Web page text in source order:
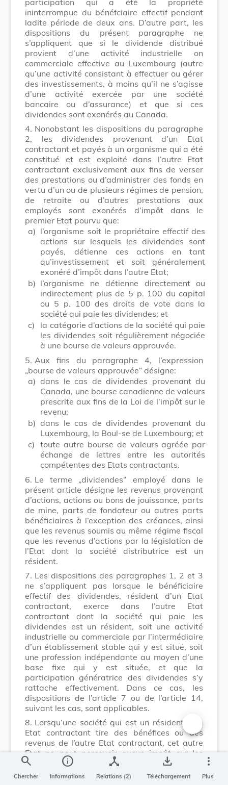
ininterrompue du bénéfciaire effectif pendant
ladite période de deux ans. D’autre part, les
dispositions du présent paragraphe ne
s’appliquent que si le dividende distribué
provient d’une activité industrielle on
commerciale effective au Luxembourg (autre
qu’une activité consistant à effectuer ou gérer
des investissements, à moins qu’il ne s’agisse
d’une activité exercée par une société
bancaire ou d’assurance) et que si ces
dividendes sont exonérés au Canada.
4. Nonobstant les dispositions du paragraphe
2, les dividendes provenant d’un Etat
contractant et payés à un organisme qui a été
constitué et est exploité dans l’autre Etat
contractant exclusivement aux fins de verser
des prestations ou d’administrer des fonds en
vertu d’un ou de plusieurs régimes de pension,
de retraite ou d’autres prestations aux
employés sont exonérés d’impôt dans le
premier Etat pourvu que:
a) l’organisme soit le propriétaire effectif des
actions sur lesquels les dividendes sont
payés, détienne ces actions en tant
qu’investissement et soit généralement
exonéré d’impôt dans l’autre Etat;
b) l’organisme ne détienne directement ou
indirectement plus de 5 p. 100 du capital
ou 5 p. 100 des droits de vote dans la
société qui paie les dividendes; et
c)
la catégorie d’actions de la société qui paie
les dividendes soit régulièrement négociée
à une bourse de valeurs approuvée.
5. Aux fins du paragraphe 4, l’expression
„bourse de valeurs approuvée“ désigne:
a) dans le cas de dividendes provenant du
Canada, une bourse canadienne de valeurs
prescrite aux fins de la Loi de l’impôt sur le
revenu;
b) dans le cas de dividendes provenant du
Luxembourg, la Boul-se de Luxembourg; et
c)
toute autre bourse de valeurs agréée par
échange de lettres entre les autorités
compétentes des Etats contractants.
6. Le terme „dividendes“ employé dans le
présent article désigne les revenus provenant
d’actions, actions ou bons de jouissance, parts
de mine, parts de fondateur ou autres parts
bénéficiaires à l’exception des créances, ainsi
que les revenus soumis au même régime fiscal
que les revenus d’actions par la législation de
l’Etat dont la société distributrice est un
résident.
7. Les dispositions des paragraphes 1, 2 et 3
ne s’appliquent pas lorsque le bénéficiaire
effectif des dividendes, résident d’un Etat
contractant, exerce dans l’autre Etat
contractant dont la société qui paie les
dividendes est un résident, soit une activité
industrielle ou commerciale par l’intermédiaire
d’un établissement stable qui y est situé, soit
une profession indépendante au moyen d’une
base fixe qui y est située, et que la
participation génératrice des dividendes s’y
rattache effectivement. Dans ce cas, les
dispositions de l’article 7 ou de l’article 14,
suivant les cas, sont applicables.
8. Lorsqu’une société qui est un résident d’un
Etat contractant tire des bénéfices ou des
revenus de l’autre Etat contractant, cet autre
Etat ne peut percevoir aucun impôt sur les
dividendes payés par la société, sauf dans la
mesure où ces dividendes sont payés à un
Changer la
search
Chercher
info
Informations
device_hub
Relations (2)
save_alt
Téléchargement
more_vert
Plus